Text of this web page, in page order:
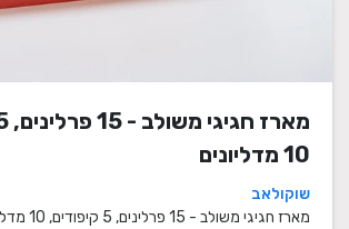
10 מדליונים
שוקולאב
מארז חגיגי משולב - 15 פרלינים, 5 קיפודים, 10 מדליונים